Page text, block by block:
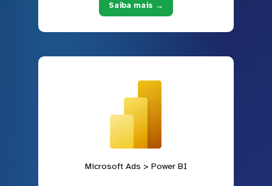
Saiba mais →
Microsoft Ads > Power BI